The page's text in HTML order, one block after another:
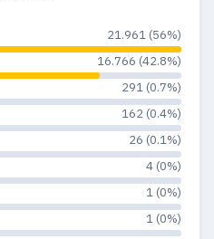
21.961 (56%)
16.766 (42.8%)
291 (0.7%)
162 (0.4%)
26 (0.1%)
4 (0%)
1 (0%)
1 (0%)